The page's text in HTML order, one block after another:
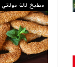
مطبخ لالة مولاتي